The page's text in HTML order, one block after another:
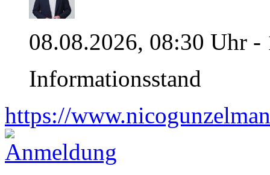
08.08.2026, 08:30 Uhr -
Informationsstand
https://